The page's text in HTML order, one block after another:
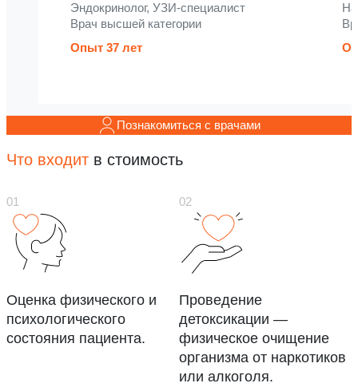
Эндокринолог, УЗИ-специалист
Врач высшей категории
Опыт 37 лет
Познакомиться с врачами
Что входит в стоимость
Оценка физического и
психологического
состояния пациента.
Проведение
детоксикации —
физическое очищение
организма от наркотиков
или алкоголя.